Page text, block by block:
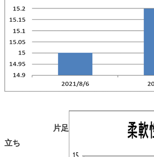
片足
立ち